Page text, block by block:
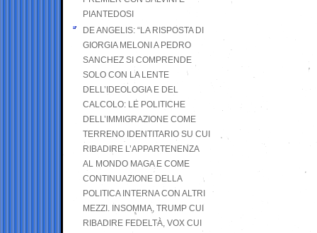
PIANTEDOSI
DE ANGELIS: “LA RISPOSTA DI
GIORGIA MELONI A PEDRO
SANCHEZ SI COMPRENDE
SOLO CON LA LENTE
DELL’IDEOLOGIA E DEL
CALCOLO: LE POLITICHE
DELL’IMMIGRAZIONE COME
TERRENO IDENTITARIO SU CUI
RIBADIRE L’APPARTENENZA
AL MONDO MAGA E COME
CONTINUAZIONE DELLA
POLITICA INTERNA CON ALTRI
MEZZI. INSOMMA, TRUMP CUI
RIBADIRE FEDELTÀ, VOX CUI